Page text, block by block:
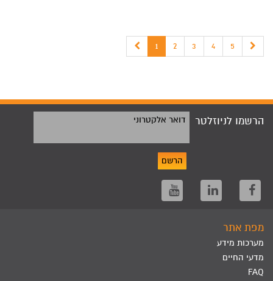
1 2 3 4 5
הרשמו לניוזלטר דואר אלקטרוני
הרשם
מפת אתר
מערכות מידע
מדעי החיים
FAQ